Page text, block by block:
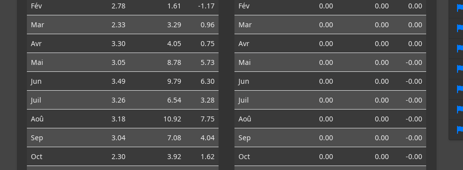
Fév
2.78 1.61
-1.17
Mar
2.33 3.29
0.96
Avr
3.30 4.05
0.75
Mai
3.05 8.78
5.73
Jun
3.49 9.79
6.30
Juil
3.26 6.54
3.28
Aoû
3.18 10.92
7.75
Sep
3.04 7.08
4.04
Oct
2.30 3.92 1.62
Fév
0.00 0.00
0.00
Mar
0.00 0.00
0.00
Avr
0.00 0.00
0.00
Mai
0.00 0.00
-0.00
Jun
0.00 0.00
-0.00
Juil
0.00 0.00
-0.00
Aoû
0.00 0.00
-0.00
Sep
0.00 0.00
-0.00
Oct
0.00 0.00 -0.00